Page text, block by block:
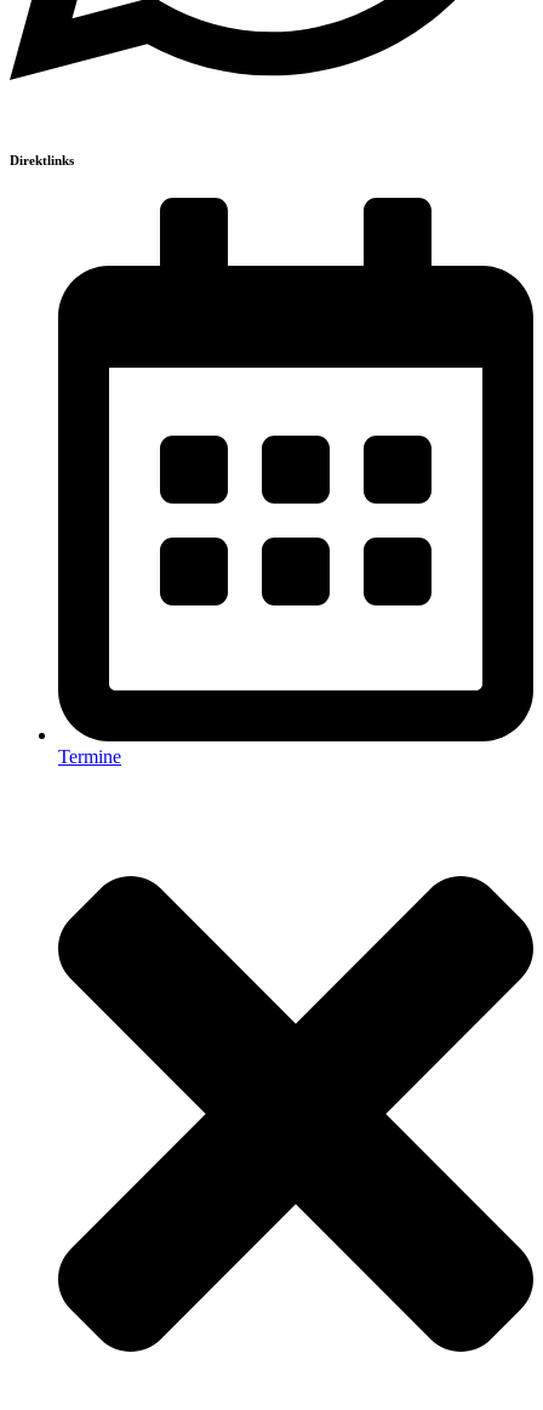
Direktlinks
Termine